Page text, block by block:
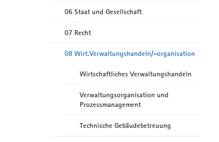
06 Staat und Gesellschaft
07 Recht
08 Wirt.Verwaltungshandeln/-organisation
Wirtschaftliches Verwaltungshandeln
Verwaltungsorganisation und
Prozessmanagement
Technische Gebäudebetreuung